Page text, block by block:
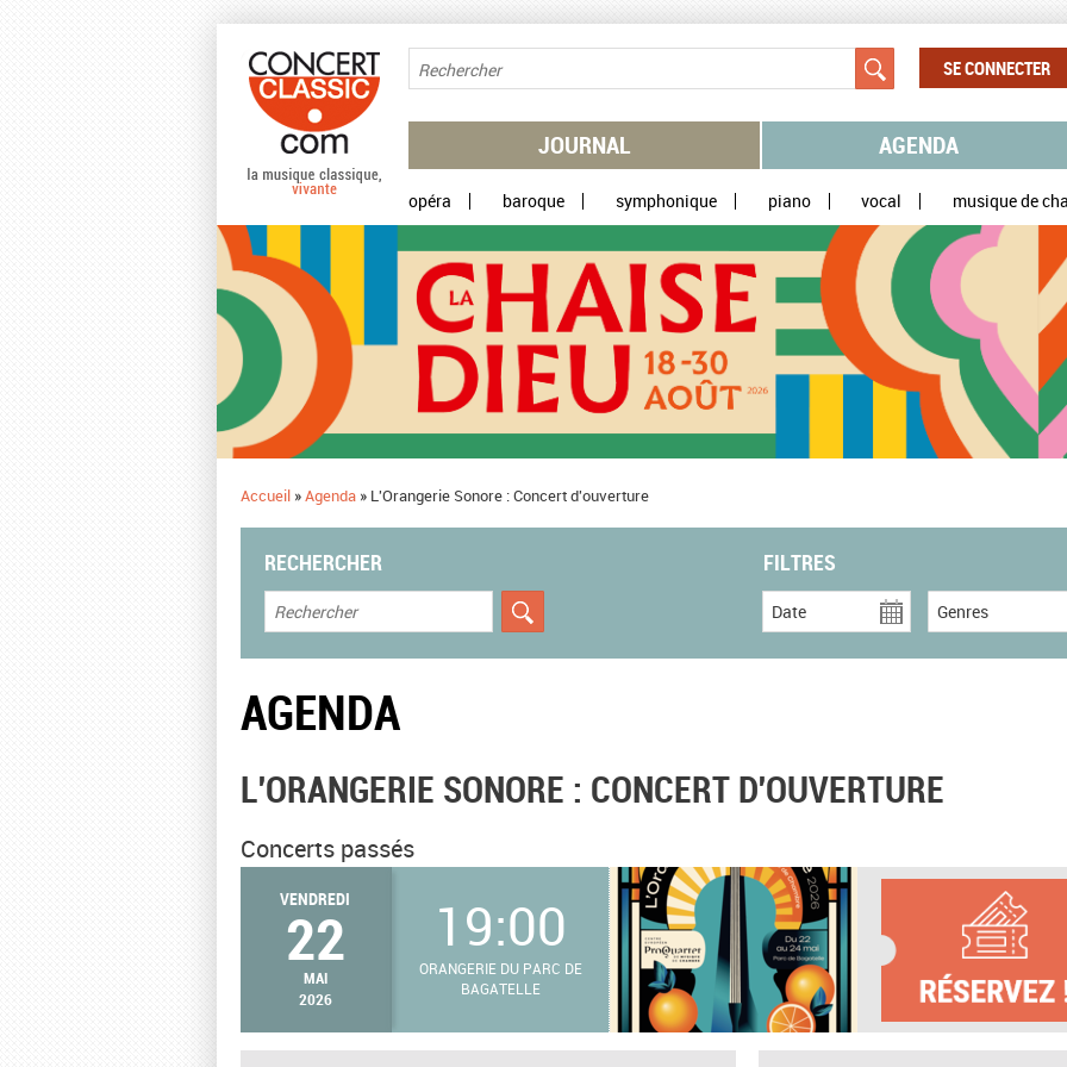
SE CONNECTER
JOURNAL AGENDA
opéra baroque symphonique piano vocal musique de
Accueil »Agenda » L'Orangerie Sonore : Concert d'ouverture
RECHERCHER FILTRES
Date Genres
AGENDA
L'ORANGERIE SONORE : CONCERT D'OUVERTURE
Concerts passés
VENDREDI
22
MAI
2026
19:00
ORANGERIE DU PARC DE
BAGATELLE